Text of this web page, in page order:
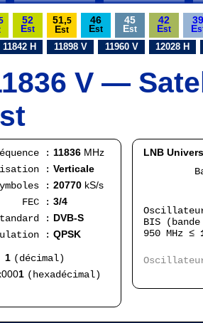
52
Est
51,5
Est
46
Est
45
Est
42
Est
39
E
11842 H 11898 V 11960 V 12028 H
V —
: 11836 MHz
: Verticale
: 20770 kS/s
: 3/4
: DVB-S
: QPSK
1 (décimal)
1 (hexadécimal)
LNB
BIS
950 MHz ≤